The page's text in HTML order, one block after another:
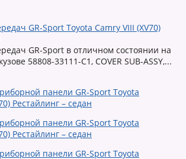
GR-Sport Toyota Camry VIII (XV70)
GR-Sport в отличном состоянии на
58808-33111-C1, COVER SUB-ASSY,...